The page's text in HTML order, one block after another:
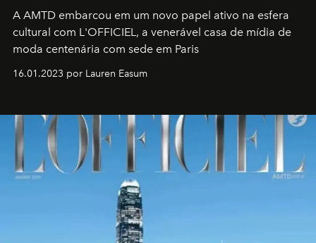
A AMTD embarcou em um novo papel ativo na esfera
cultural com L'OFFICIEL, a venerável casa de mídia de
moda centenária com sede em Paris
16.01.2023 por Lauren Easum